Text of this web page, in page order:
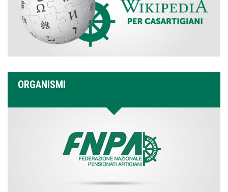
ORGANISMI